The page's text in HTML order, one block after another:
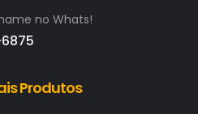
no Whats!
6875
Produtos